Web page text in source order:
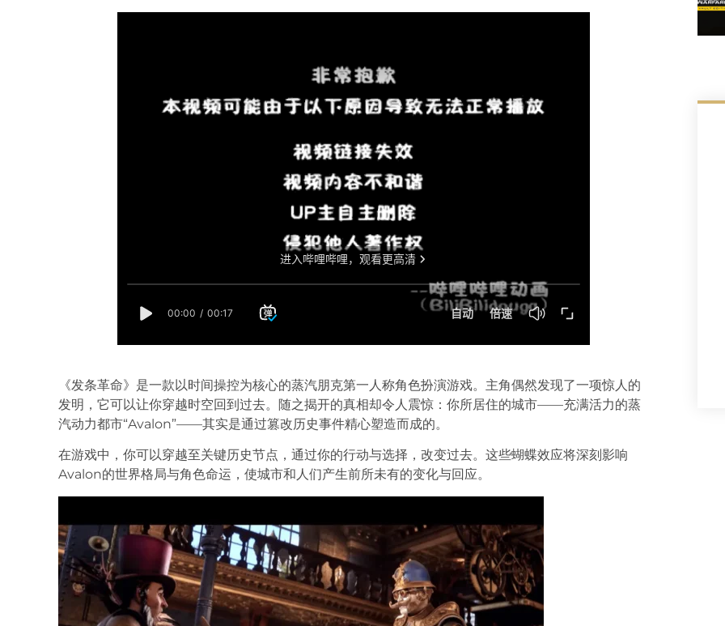
《发条革命》是一款以时间操控为核心的蒸汽朋克第一人称角色扮演游戏。主角偶然发现了一项惊人的
发明，它可以让你穿越时空回到过去。随之揭开的真相却令人震惊：你所居住的城市——充满活力的蒸
汽动力都市“Avalon”——其实是通过篡改历史事件精心塑造而成的。
在游戏中，你可以穿越至关键历史节点，通过你的行动与选择，改变过去。这些蝴蝶效应将深刻影响
Avalon的世界格局与角色命运，使城市和人们产生前所未有的变化与回应。